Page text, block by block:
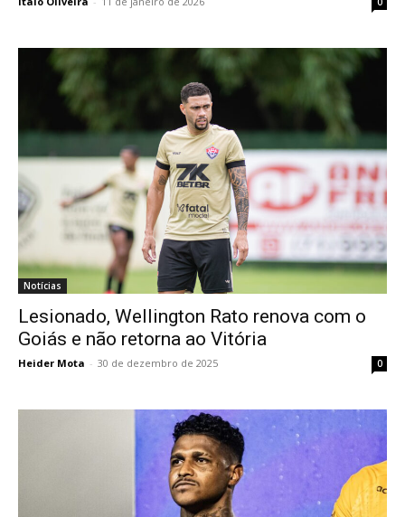
Notícias
Lesionado, Wellington Rato renova com o
Goiás e não retorna ao Vitória
Heider Mota - 30 de dezembro de 2025 0